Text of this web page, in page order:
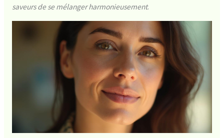
saveurs de se mélanger harmonieusement.